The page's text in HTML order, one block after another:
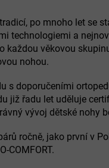
po mnoho let se
technologiemi a
věkovou
nohou.
doporučeními
již řadu let uděluje
vývoj dětské nohy
ročně, jako první v
COMFORT.